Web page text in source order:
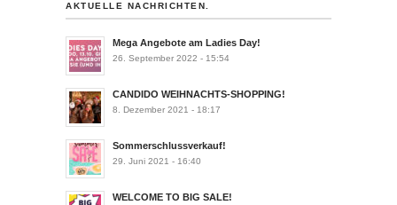
AKTUELLE NACHRICHTEN.
Mega Angebote am Ladies Day!
26. September 2022 - 15:54
CANDIDO WEIHNACHTS-SHOPPING!
8. Dezember 2021 - 18:17
Sommerschlussverkauf!
29. Juni 2021 - 16:40
WELCOME TO BIG SALE!